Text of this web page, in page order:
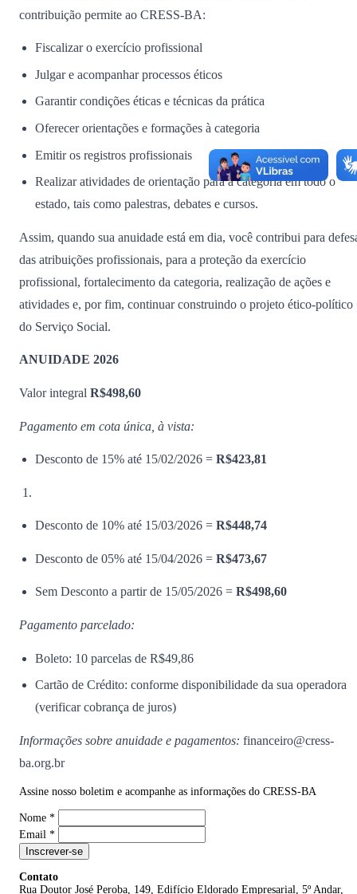
contribuição permite ao CRESS-BA:
Fiscalizar o exercício profissional
Julgar e acompanhar processos éticos
Garantir condições éticas e técnicas da prática
Oferecer orientações e formações à categoria
Emitir os registros profissionais
Realizar atividades de orientação para a categoria em todo o
estado, tais como palestras, debates e cursos.
Assim, quando sua anuidade está em dia, você contribui para
das atribuições profissionais, para a proteção da exercício
profissional, fortalecimento da categoria, realização de ações e
atividades e, por fim, continuar construindo o projeto ético-político
do Serviço Social.
ANUIDADE 2026
Valor integral R$498,60
Pagamento em cota única, à vista:
Desconto de 15% até 15/02/2026 = R$423,81
Desconto de 10% até 15/03/2026 = R$448,74
Desconto de 05% até 15/04/2026 = R$473,67
Sem Desconto a partir de 15/05/2026 = R$498,60
Pagamento parcelado:
Boleto: 10 parcelas de R$49,86
Cartão de Crédito: conforme disponibilidade da sua operadora
(verificar cobrança de juros)
Informações sobre anuidade e pagamentos: financeiro@cress-
ba.org.br
Assine nosso boletim e acompanhe as informações do CRESS-BA
Nome *
Email *
Inscrever-se
Contato
Rua Doutor José Peroba, 149, Edifício Eldorado Empresarial, 5º Andar,